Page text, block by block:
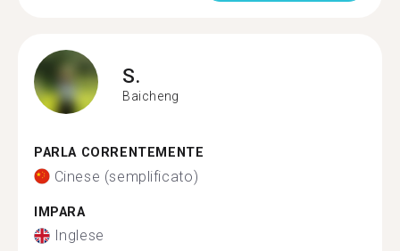
S.
Baicheng
PARLA CORRENTEMENTE
Cinese (semplificato)
IMPARA
Inglese